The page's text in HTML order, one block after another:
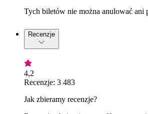
Tych biletów nie można anulować ani
Recenzje
4,2
Recenzje: 3 483
Jak zbieramy recenzje?